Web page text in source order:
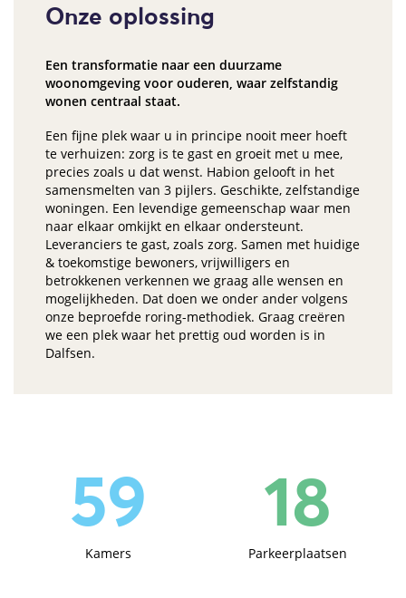
Onze oplossing
Een transformatie naar een duurzame
woonomgeving voor ouderen, waar zelfstandig
wonen centraal staat.
Een fijne plek waar u in principe nooit meer hoeft
te verhuizen: zorg is te gast en groeit met u mee,
precies zoals u dat wenst. Habion gelooft in het
samensmelten van 3 pijlers. Geschikte, zelfstandige
woningen. Een levendige gemeenschap waar men
naar elkaar omkijkt en elkaar ondersteunt.
Leveranciers te gast, zoals zorg. Samen met huidige
& toekomstige bewoners, vrijwilligers en
betrokkenen verkennen we graag alle wensen en
mogelijkheden. Dat doen we onder ander volgens
onze beproefde roring-methodiek. Graag creëren
we een plek waar het prettig oud worden is in
Dalfsen.
59
Kamers
18
Parkeerplaatsen